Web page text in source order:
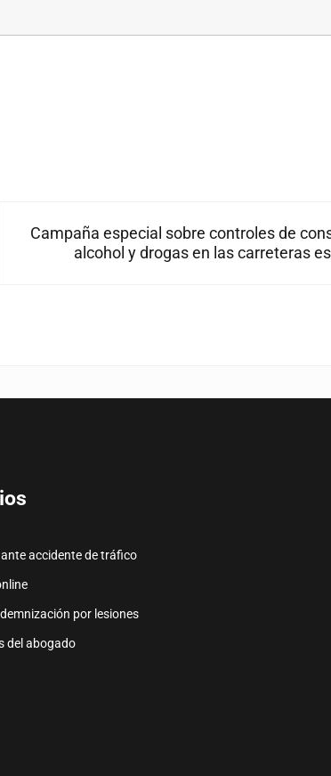
Campaña especial sobre controles de
alcohol y drogas en las carreteras
accidente de tráfico
por lesiones
del abogado